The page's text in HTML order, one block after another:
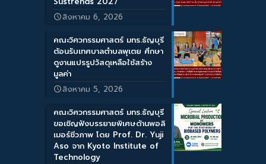
สิงหาคม 6, 2026
คณะวิศวกรรมศาสตร์ มทร.ธัญบุรี
ต้อนรับเทศบาลตำบลพุเตย ศึกษา
ดูงานแปรรูปวัสดุเหลือใช้สร้าง
มูลค่า
สิงหาคม 5, 2026
คณะวิศวกรรมศาสตร์ มทร.ธัญบุรี
ขอเชิญฟังบรรยายพิเศษด้านพอลิ
เมอร์ชีวภาพ โดย Prof. Dr. Yuji
Aso จาก Kyoto Institute of
Technology